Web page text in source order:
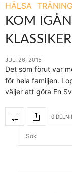
HÄLSA TRÄNING
KOM
KLASSIKER
JULI 26, 2015
Det som förut var
för hela familjen.
väljer att göra En
0